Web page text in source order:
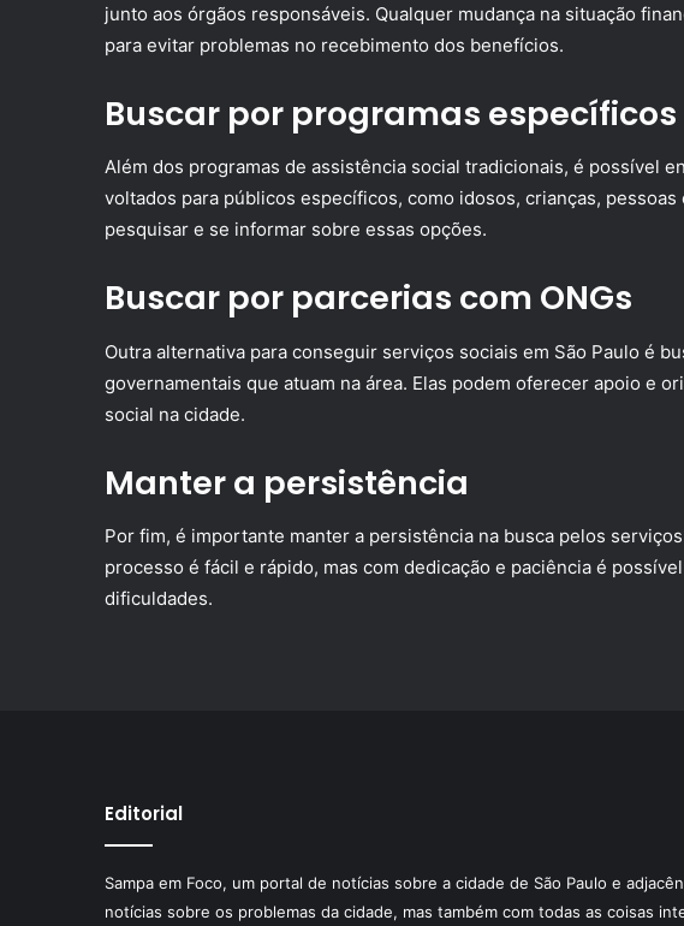
junto aos órgãos responsáveis. Qualquer mudança na situação
para evitar problemas no recebimento dos benefícios.
Buscar por programas específicos
Além dos programas de assistência social tradicionais, é possível
voltados para públicos específicos, como idosos, crianças,
pesquisar e se informar sobre essas opções.
Buscar por parcerias com ONGs
Outra alternativa para conseguir serviços sociais em São Paulo é
governamentais que atuam na área. Elas podem oferecer apoio e
social na cidade.
Manter a persistência
Por fim, é importante manter a persistência na busca pelos
processo é fácil e rápido, mas com dedicação e paciência é
dificuldades.
Editorial
Sampa em Foco, um portal de notícias sobre a cidade de São Paulo e
notícias sobre os problemas da cidade, mas também com todas as coisas